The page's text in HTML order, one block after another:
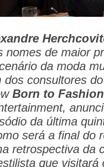
nomes de maior
da moda
dos consultores
Born to
da última
será a final do
retrospectiva da
que visitará